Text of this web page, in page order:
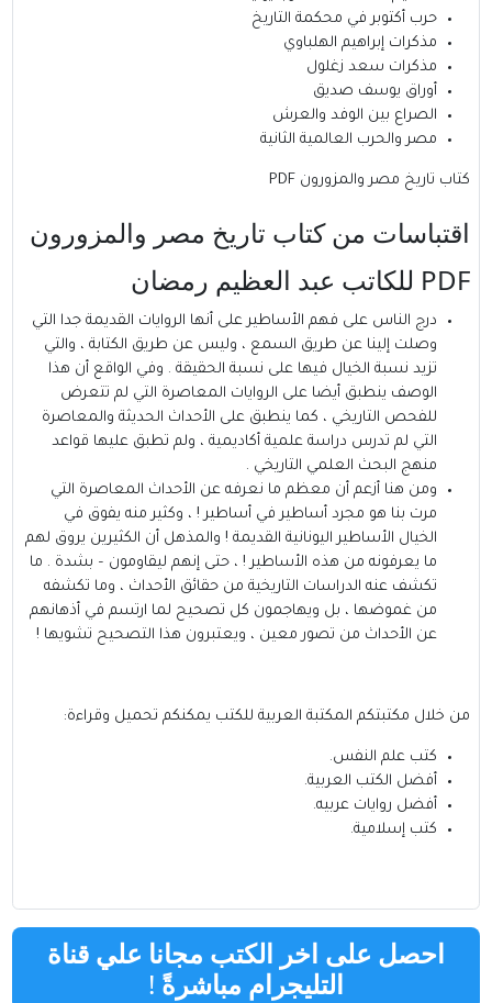
حرب أكتوبر في محكمة التاريخ
مذكرات إبراهيم الهلباوي
مذكرات سعد زغلول
أوراق يوسف صديق
الصراع بين الوفد والعرش
مصر والحرب العالمية الثانية
كتاب تاريخ مصر والمزورون PDF
اقتباسات من كتاب تاريخ مصر والمزورون
PDF للكاتب عبد العظيم رمضان
درج الناس على فهم الأساطير على أنها الروايات القديمة جدا التي
وصلت إلينا عن طريق السمع ، وليس عن طريق الكتابة ، والتي
تزيد نسبة الخيال فيها على نسبة الحقيقة . وفي الواقع أن هذا
الوصف ينطبق أيضا على الروايات المعاصرة التي لم تتعرض
للفحص التاريخي ، كما ينطبق على الأحداث الحديثة والمعاصرة
التي لم تدرس دراسة علمية أكاديمية ، ولم تطبق عليها قواعد
منهج البحث العلمي التاريخي .
ومن هنا أزعم أن معظم ما نعرفه عن الأحداث المعاصرة التي
مرت بنا هو مجرد أساطير في أساطير ! ، وكثير منه يفوق في
الخيال الأساطير اليونانية القديمة ! والمذهل أن الكثيرين يروق لهم
ما يعرفونه من هذه الأساطير ! ، حتى إنهم ليقاومون – بشدة . ما
تكشف عنه الدراسات التاريخية من حقائق الأحداث ، وما تكشفه
من غموضها ، بل ويهاجمون كل تصحيح لما ارتسم في أذهانهم
عن الأحداث من تصور معين ، ويعتبرون هذا التصحيح تشويها !
من خلال مكتبتكم المكتبة العربية للكتب يمكنكم تحميل وقراءة:
كتب علم النفس.
أفضل الكتب العربية.
أفضل روايات عربيه.
كتب إسلامية.
احصل على اخر الكتب مجانا علي قناة
التليجرام مباشرةً !